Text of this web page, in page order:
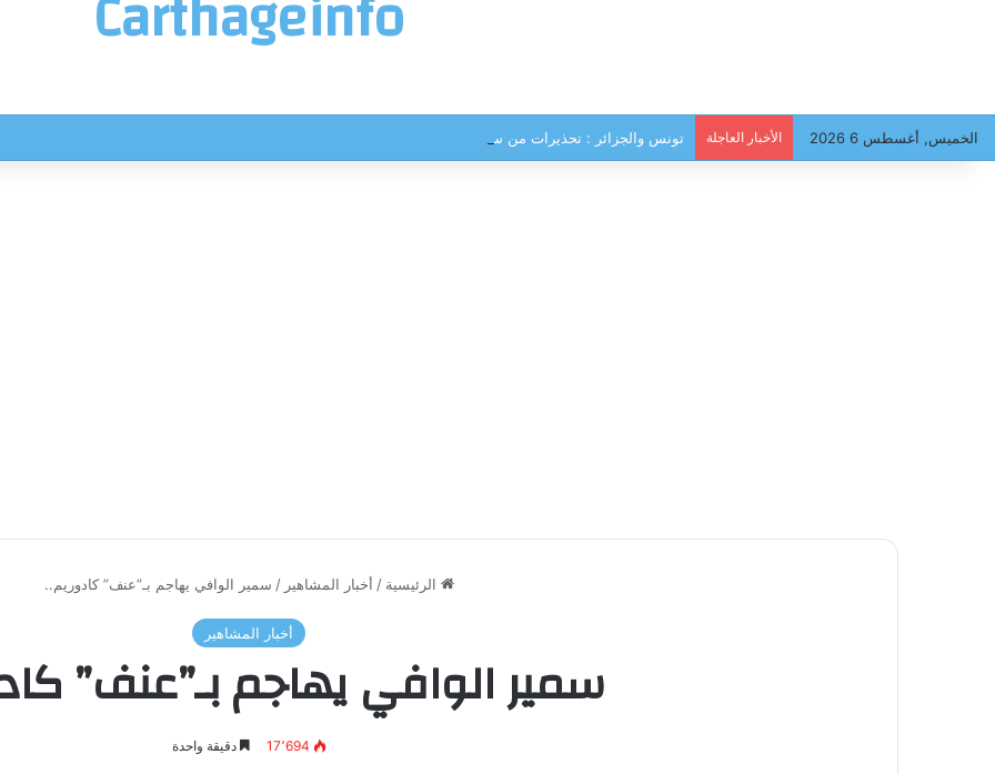
الخميس, أغسطس 6 2026 الأخبار العاجلة تونس والجزائر : تحذيرات من سيناريوهات جوية استثنائية
الرئيسية / أخبار المشاهير / سمير الوافي يهاجم بـ”عنف” كادوريم..
أخبار المشاهير
سمير الوافي يهاجم بـ”عنف”
17٬694 دقيقة واحدة